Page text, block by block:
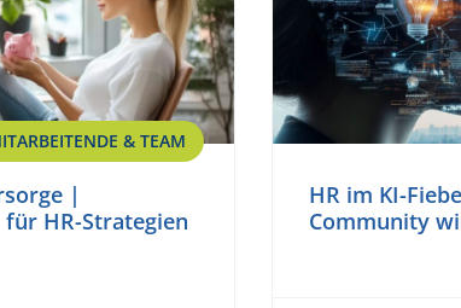
& TEAM
|
HR-Strategien
HR im KI-
Community